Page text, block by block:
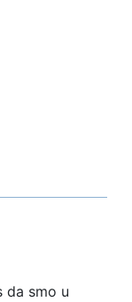
da smo u